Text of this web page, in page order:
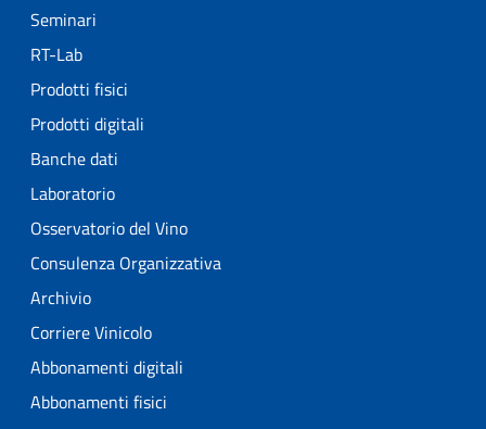
Seminari
RT-Lab
Prodotti fisici
Prodotti digitali
Banche dati
Laboratorio
Osservatorio del Vino
Consulenza Organizzativa
Archivio
Corriere Vinicolo
Abbonamenti digitali
Abbonamenti fisici